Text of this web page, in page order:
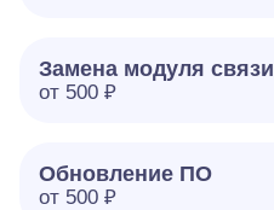
Замена модуля связи
от 500 ₽
Обновление ПО
от 500 ₽